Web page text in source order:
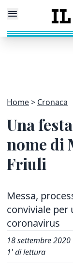
Home Cronaca
Una
nome di
Friuli
Messa,
conviviale per
coronavirus
18 settembre 2020
1' di lettura